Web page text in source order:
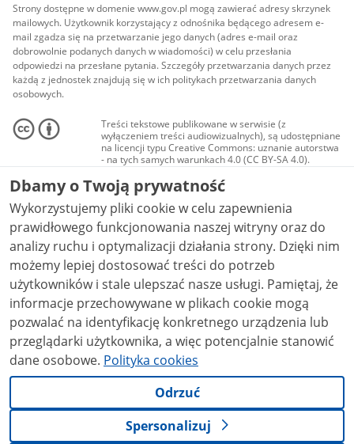
Strony dostępne w domenie www.gov.pl mogą zawierać adresy skrzynek
mailowych. Użytkownik korzystający z odnośnika będącego adresem e-
mail zgadza się na przetwarzanie jego danych (adres e-mail oraz
dobrowolnie podanych danych w wiadomości) w celu przesłania
odpowiedzi na przesłane pytania. Szczegóły przetwarzania danych przez
każdą z jednostek znajdują się w ich politykach przetwarzania danych
osobowych.
Treści tekstowe publikowane w serwisie (z
wyłączeniem treści audiowizualnych), są udostępniane
na licencji typu Creative Commons: uznanie autorstwa
- na tych samych warunkach 4.0 (CC BY-SA 4.0).
Materiały audiowizualne, w tym zdjęcia, materiały
audio i wideo, są udostępniane na licencji typu
Creative Commons: uznanie autorstwa użycie
niekomercyjne - bez utworów zależnych 4.0 (CC BY-
NC-ND 4.0), o ile nie jest to stwierdzone inaczej.
Dbamy o Twoją prywatność
Wykorzystujemy pliki cookie w celu zapewnienia
prawidłowego funkcjonowania naszej witryny oraz do
analizy ruchu i optymalizacji działania strony. Dzięki nim
możemy lepiej dostosować treści do potrzeb
użytkowników i stale ulepszać nasze usługi. Pamiętaj, że
informacje przechowywane w plikach cookie mogą
pozwalać na identyfikację konkretnego urządzenia lub
przeglądarki użytkownika, a więc potencjalnie stanowić
dane osobowe. Polityka cookies
Odrzuć
Spersonalizuj